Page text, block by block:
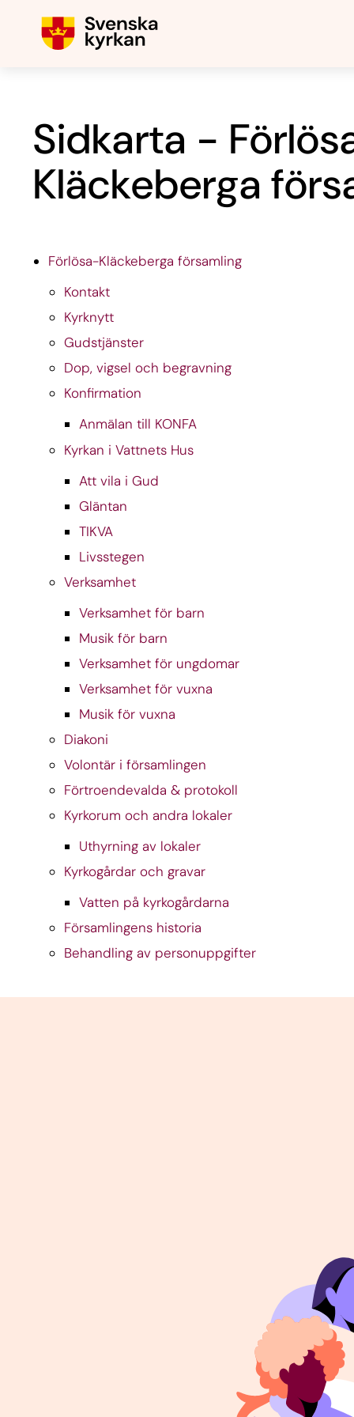
Sidkarta -
Kläckeberga
Förlösa-Kläckeberga församling
Kontakt
Kyrknytt
Gudstjänster
Dop, vigsel och begravning
Konfirmation
Anmälan till KONFA
Kyrkan i Vattnets Hus
Att vila i Gud
Gläntan
TIKVA
Livsstegen
Verksamhet
Verksamhet för barn
Musik för barn
Verksamhet för ungdomar
Verksamhet för vuxna
Musik för vuxna
Diakoni
Volontär i församlingen
Förtroendevalda & protokoll
Kyrkorum och andra lokaler
Uthyrning av lokaler
Kyrkogårdar och gravar
Vatten på kyrkogårdarna
Församlingens historia
Behandling av personuppgifter